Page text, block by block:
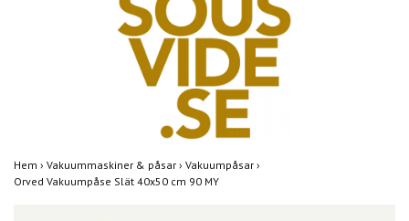
Hem › Vakuummaskiner & påsar › Vakuumpåsar ›
Orved Vakuumpåse Slät 40x50 cm 90 MY